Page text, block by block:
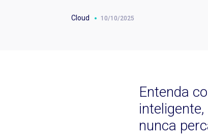
Cloud 10/10/2025
Entenda
nunca